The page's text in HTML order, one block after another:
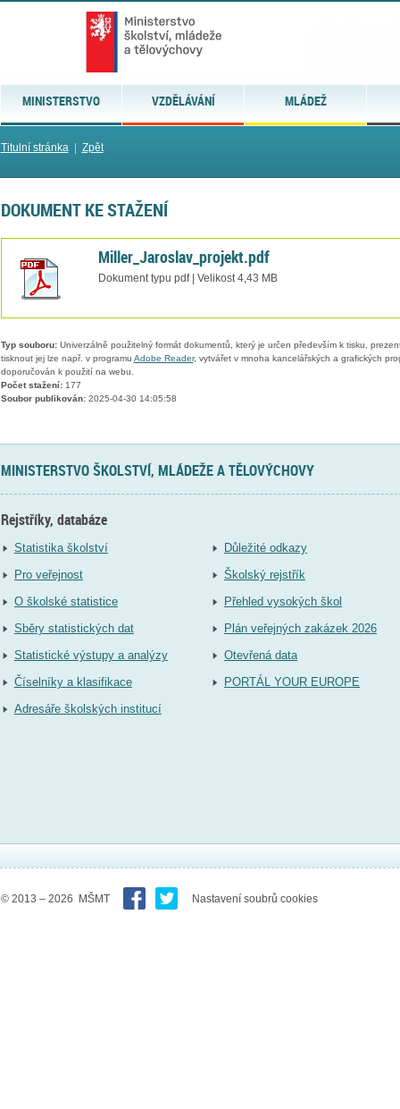
MINISTERSTVO VZDĚLÁVÁNÍ MLÁDEŽ
Titulní stránka| Zpět
DOKUMENT KE STAŽENÍ
Miller_Jaroslav_projekt.pdf
Dokument typu pdf | Velikost 4,43 MB
Typ souboru:Univerzálně použitelný formát dokumentů, který je určen především k tisku,
tisknout jej lze např. v programu Adobe Reader, vytvářet v mnoha kancelářských a grafických
doporučován k použití na webu.
Počet stažení:177
Soubor publikován:2025-04-30 14:05:58
MINISTERSTVO ŠKOLSTVÍ, MLÁDEŽE A TĚLOVÝCHOVY
Rejstříky, databáze
Statistika školství
Pro veřejnost
O školské statistice
Sběry statistických dat
Statistické výstupy a analýzy
Číselníky a klasifikace
Adresáře školských institucí
Důležité odkazy
Školský rejstřík
Přehled vysokých škol
Plán veřejných zakázek 2026
Otevřená data
PORTÁL YOUR EUROPE
© 2013 – 2026 MŠMT Nastavení soubrů cookies